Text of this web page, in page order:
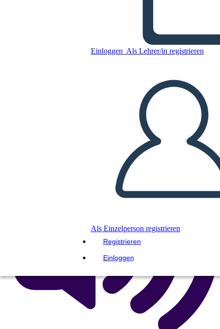
Einloggen Als Lehrer/in registrieren
Als Einzelperson registrieren
Registrieren
Einloggen
Kopieren Sie dieses Storyboard
ERSTELLEN SIE EIN STORYBOARD
DIASHOW ABSPIELEN
LIES MIR VOR